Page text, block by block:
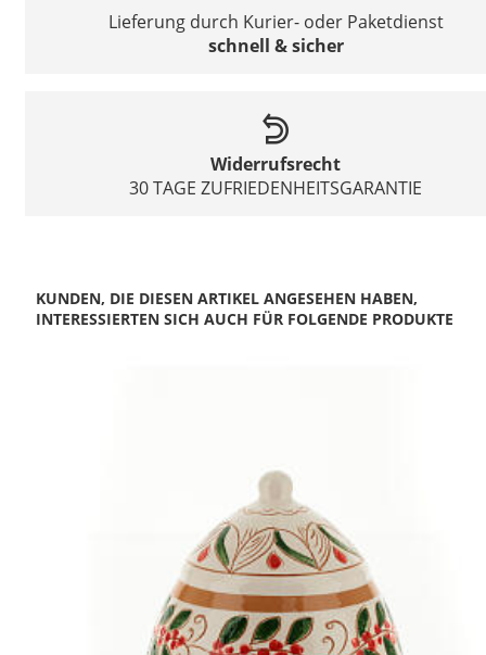
Lieferung durch Kurier- oder Paketdienst
schnell & sicher
Widerrufsrecht
30 TAGE ZUFRIEDENHEITSGARANTIE
KUNDEN, DIE DIESEN ARTIKEL ANGESEHEN HABEN,
INTERESSIERTEN SICH AUCH FÜR FOLGENDE PRODUKTE